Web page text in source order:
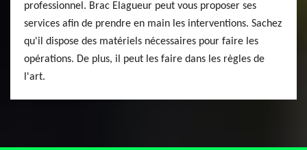
professionnel. Brac Elagueur peut vous proposer ses
services afin de prendre en main les interventions. Sachez
qu'il dispose des matériels nécessaires pour faire les
opérations. De plus, il peut les faire dans les règles de
l'art.